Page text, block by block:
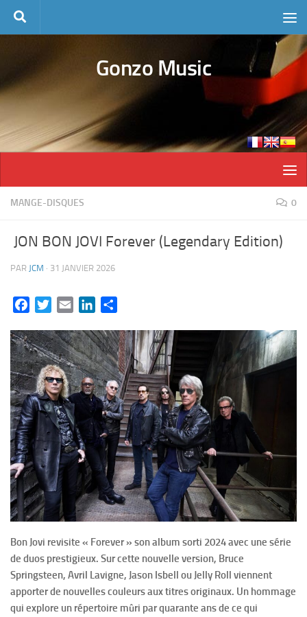
Skip to content
Gonzo Music
MANGE-DISQUES 0
JON BON JOVI Forever (Legendary Edition)
PAR JCM · 31 JANVIER 2026
FacebookTwitterEmail LinkedIn
Bon Jovi revisite « Forever » son album sorti 2024 avec une série
de duos prestigieux. Sur cette nouvelle version, Bruce
Springsteen, Avril Lavigne, Jason Isbell ou Jelly Roll viennent
apporter de nouvelles couleurs aux titres originaux. Un hommage
qui explore un répertoire mûri par quarante ans de ce qui